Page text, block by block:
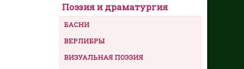
Поэзия и драматургия
БАСНИ
ВЕРЛИБРЫ
ВИЗУАЛЬНАЯ ПОЭЗИЯ